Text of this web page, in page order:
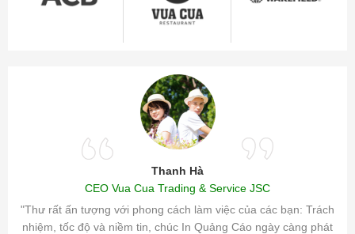
Thanh Hà
CEO Vua Cua Trading & Service JSC
"Thư rất ấn tượng với phong cách làm việc của các bạn: Trách
nhiệm, tốc độ và niềm tin, chúc In Quảng Cáo ngày càng phát
sóc